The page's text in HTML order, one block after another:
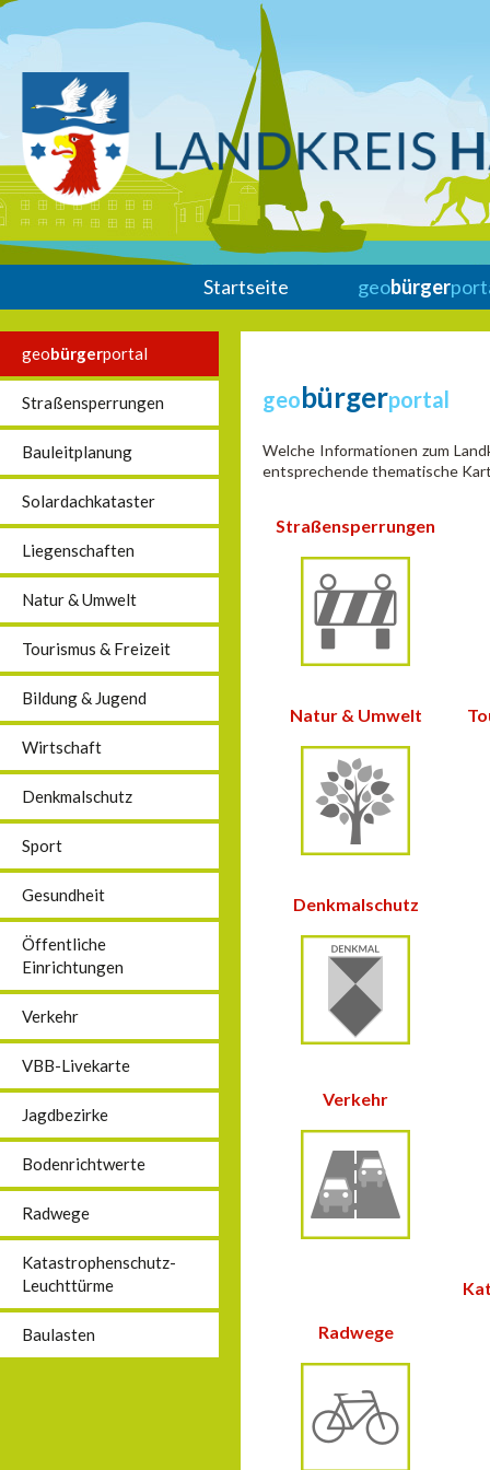
Startseite geobürger
geobürgerportal
Straßensperrungen
Bauleitplanung
Solardachkataster
Liegenschaften
Natur & Umwelt
Tourismus & Freizeit
Bildung & Jugend
Wirtschaft
Denkmalschutz
Sport
Gesundheit
Öffentliche
Einrichtungen
Verkehr
VBB-Livekarte
Jagdbezirke
Bodenrichtwerte
Radwege
Katastrophenschutz-
Leuchttürme
Baulasten
geobürgerportal
Welche Informationen zum
entsprechende thematische
Straßensperrungen
Natur & Umwelt
Denkmalschutz
Verkehr
Radwege